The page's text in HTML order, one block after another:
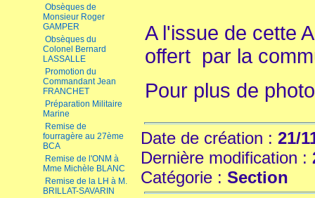
Obsèques de
Monsieur Roger
GAMPER
Obsèques du
Colonel Bernard
LASSALLE
Promotion du
Commandant Jean
FRANCHET
Préparation Militaire
Marine
Remise de
fourragère au 27ème
BCA
Remise de l'ONM à
Mme Michèle BLANC
Remise de la LH à M.
BRILLAT-SAVARIN
A l'issue de cette
offert par la
Pour plus de
Date de création : 21/
Dernière modification :
Catégorie : Section